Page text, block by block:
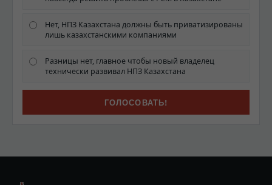
Нет, НПЗ Казахстана должны быть приватизированы
лишь казахстанскими компаниями
Разницы нет, главное чтобы новый владелец
технически развивал НПЗ Казахстана